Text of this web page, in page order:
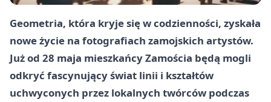
Geometria, która kryje się w codzienności, zyskała
nowe życie na fotografiach zamojskich artystów.
Już od 28 maja mieszkańcy Zamościa będą mogli
odkryć fascynujący świat linii i kształtów
uchwyconych przez lokalnych twórców podczas